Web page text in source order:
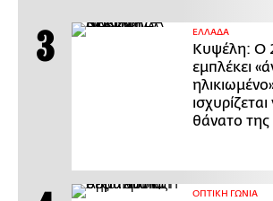
ΕΛΛΑΔΑ
Κυψέλη: Ο
εμπλέκει
θάνατο της
ΟΠΤΙΚΗ ΓΩΝΙΑ